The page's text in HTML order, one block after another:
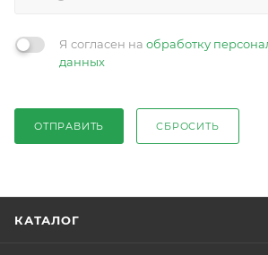
Я согласен на обработку
данных
ОТПРАВИТЬ СБРОСИТЬ
КАТАЛОГ